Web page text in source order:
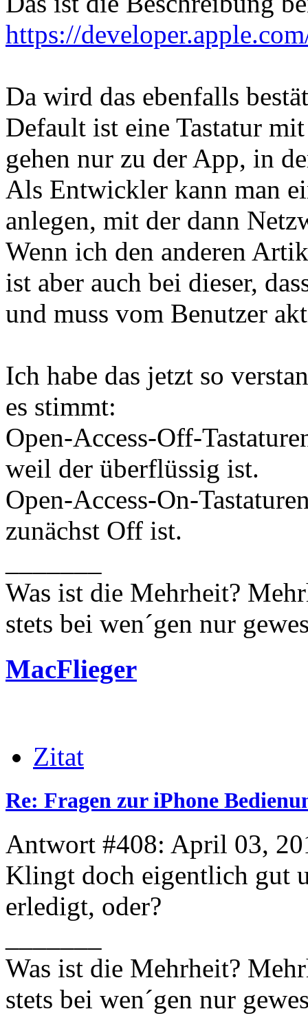
https://
Da wird das ebenfalls
Default ist eine Tastatur
gehen nur zu der App, in
Als Entwickler kann man
anlegen, mit der dann
Wenn ich den anderen
ist aber auch bei dieser,
und muss vom Benutzer
Ich habe das jetzt so
es stimmt:
Open-Access-Off-
weil der überflüssig ist.
Open-Access-On-
zunächst Off ist.
Was ist die Mehrheit?
stets bei wen´gen nur
MacFlieger
Zitat
Re: Fragen zur iPhone
Antwort #408: April 03,
Klingt doch eigentlich gut
erledigt, oder?
Was ist die Mehrheit?
stets bei wen´gen nur